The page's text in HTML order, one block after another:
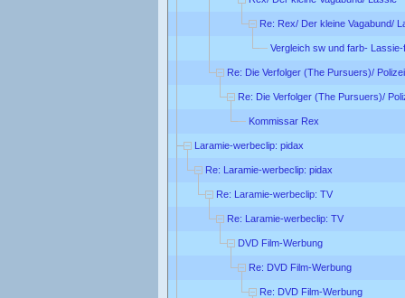
Re: Rex/ Der kleine Vagabund/
Vergleich sw und farb- Lassie-
Re: Die Verfolger (The Pursuers)/
Re: Die Verfolger (The Pursuers)/
Kommissar Rex
Laramie-werbeclip: pidax
Re: Laramie-werbeclip: pidax
Re: Laramie-werbeclip: TV
Re: Laramie-werbeclip: TV
DVD Film-Werbung
Re: DVD Film-Werbung
Re: DVD Film-Werbung